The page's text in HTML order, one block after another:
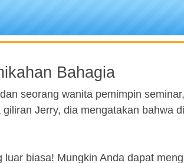
Bahagia
seorang wanita pemimpin
Jerry, dia mengatakan bahwa
biasa! Mungkin Anda dapat